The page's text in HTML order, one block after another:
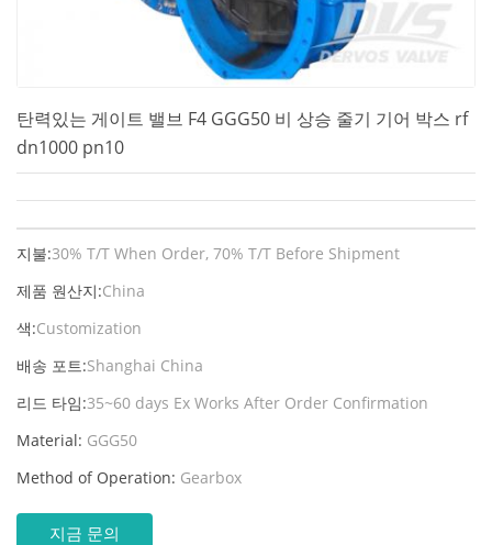
탄력있는 게이트 밸브 F4 GGG50 비 상승 줄기 기어 박스 rf
dn1000 pn10
지불:30% T/T When Order, 70% T/T Before Shipment
제품 원산지:China
색:Customization
배송 포트:Shanghai China
리드 타임:35~60 days Ex Works After Order Confirmation
Material: GGG50
Method of Operation: Gearbox
지금 문의